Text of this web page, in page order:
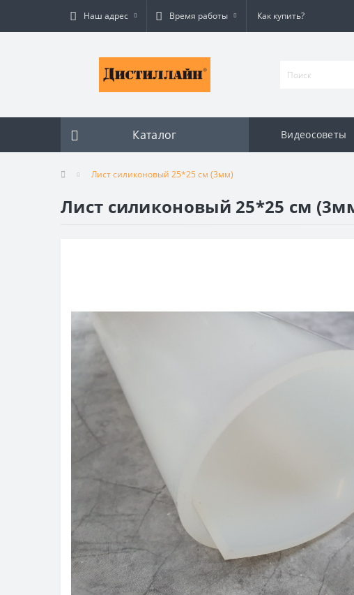
Наш адрес Время работы Как купить?
Каталог Видеосоветы
Лист силиконовый 25*25 см (3мм)
Лист силиконовый 25*25 см